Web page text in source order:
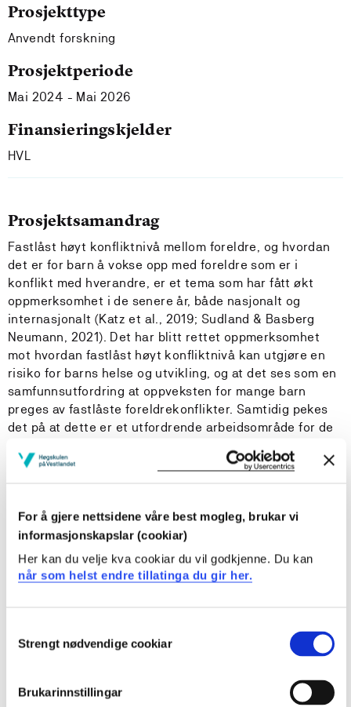
For å gjere nettsidene våre best mogleg, brukar vi
informasjonskapslar (cookiar)
Her kan du velje kva cookiar du vil godkjenne. Du kan
når som helst endre tillatinga du gir her.
Selection
Strengt nødvendige cookiar
Brukarinnstillingar
Prosjekttype
Anvendt forskning
Prosjektperiode
Mai 2024 - Mai 2026
Finansieringskjelder
HVL
Prosjektsamandrag
Fastlåst høyt konfliktnivå mellom foreldre, og hvordan
det er for barn å vokse opp med foreldre som er i
konflikt med hverandre, er et tema som har fått økt
oppmerksomhet i de senere år, både nasjonalt og
internasjonalt (Katz et al., 2019; Sudland & Basberg
Neumann, 2021). Det har blitt rettet oppmerksomhet
mot hvordan fastlåst høyt konfliktnivå kan utgjøre en
risiko for barns helse og utvikling, og at det ses som en
samfunnsutfordring at oppveksten for mange barn
preges av fastlåste foreldrekonflikter. Samtidig pekes
det på at dette er et utfordrende arbeidsområde for de
i disse familiene (Heggdalsvik et al., 2022; Jevne &
grenseoppgangen mellom hva som kan forstås som
høykonflikt og hva som kan forstås som vold i nære
relasjoner. Dette er også et svært aktuelt tema ved
vurderinger av barnets beste og deretter for
foreldretvistsaker ” (Oxford Research, 2016) utgjør
foreldretvistsaker en relativt stor andel av sakene i